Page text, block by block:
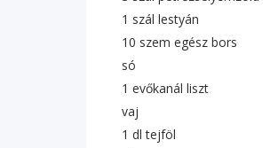
1 szál lestyán
10 szem egész bors
só
1 evőkanál liszt
vaj
1 dl tejföl